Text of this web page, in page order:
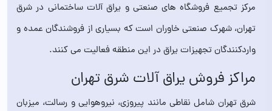
مرکز تجمیع فروشگاه‌ های صنعتی و یراق‌ آلات ساختمانی در شرق
تهران، شهرک صنعتی خاوران است که بسیاری از فروشندگان عمده و
واردکنندگان تجهیزات یراق در این منطقه فعالیت می کنند.
مراکز فروش یراق‌ آلات شرق تهران
شرق تهران شامل نقاطی مانند پیروزی، نیروهوایی و رسالت، میزبان